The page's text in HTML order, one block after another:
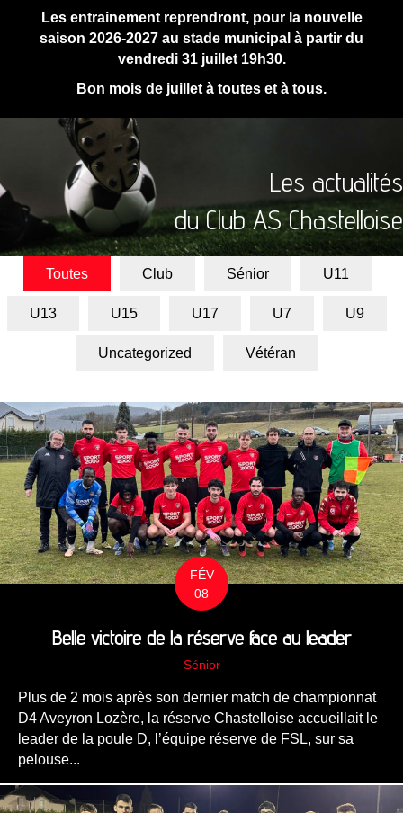
Les entrainement reprendront, pour la nouvelle
saison 2026-2027 au stade municipal à partir du
vendredi 31 juillet 19h30.
Bon mois de juillet à toutes et à tous.
Les actualités
du Club AS Chastelloise
Toutes Club Sénior U11
U13 U15 U17 U7 U9
Uncategorized Vétéran
FÉV
08
Belle victoire de la réserve face au leader
Sénior
Plus de 2 mois après son dernier match de championnat
D4 Aveyron Lozère, la réserve Chastelloise accueillait le
leader de la poule D, l’équipe réserve de FSL, sur sa
pelouse...